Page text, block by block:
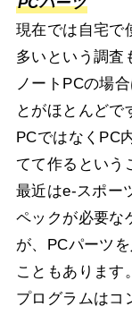
現在では自宅で
多いという調査
ノートPCの場
とがほとんどで
PCではなくPC
てて作るという
最近はe-スポー
ペックが必要な
が、PCパーツ
こともあります。
プログラムはコ